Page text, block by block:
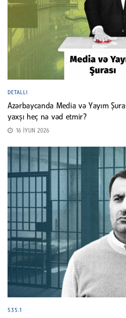
DETALLI
Azərbaycanda Media və Yayım
yaxşı heç nə vəd etmir?
16 İYUN 2026
535.1